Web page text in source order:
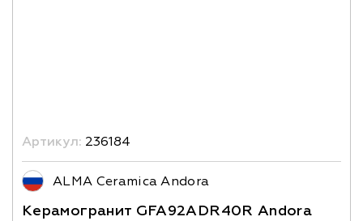
Артикул: 236184
ALMA Ceramica Andora
Керамогранит GFA92ADR40R Andora